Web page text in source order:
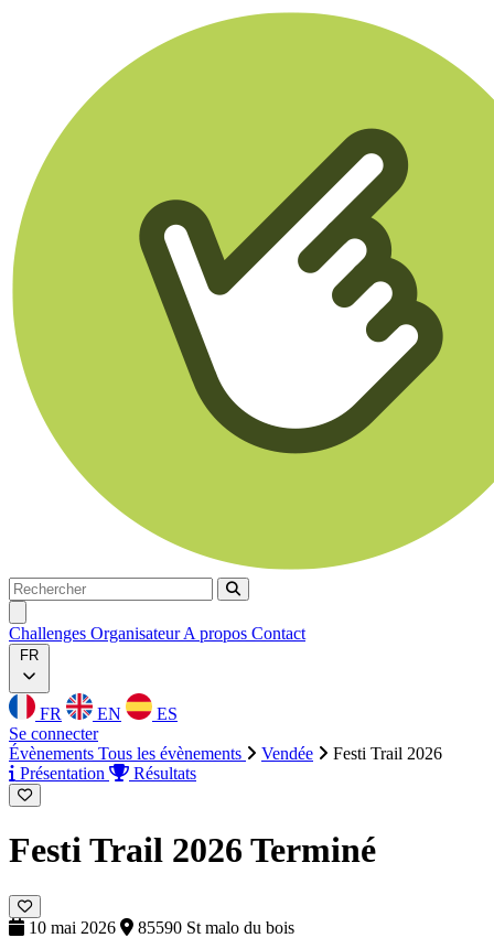
Rechercher
Rechercher
Challenges OrganisateurA propos Contact
FR
FR EN
ES
Se connecter
Évènements Tous les évènements Vendée
Festi Trail 2026
Présentation
Résultats
Festi Trail 2026 Terminé
10 mai 2026 85590 St malo du bois